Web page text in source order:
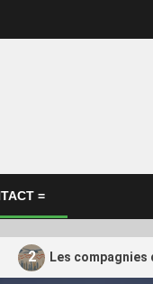
=
2 Les